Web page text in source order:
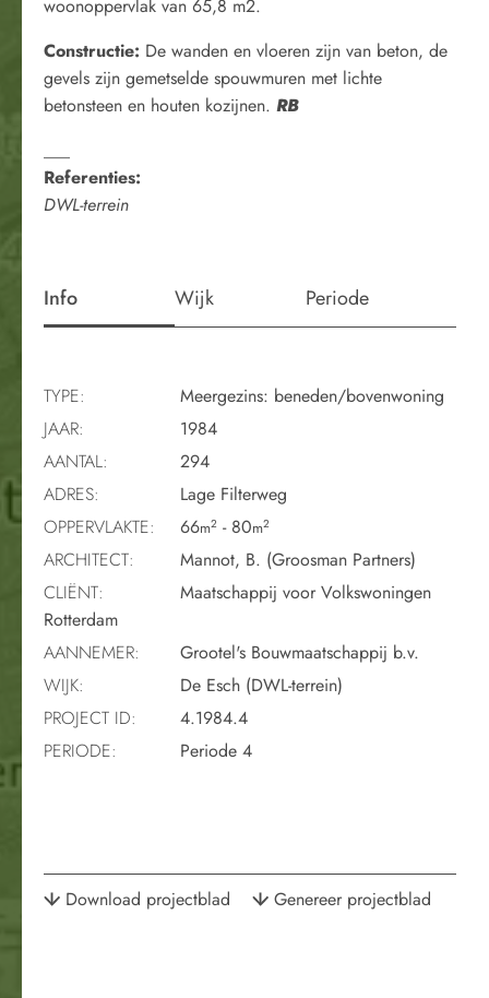
woonoppervlak van 65,8 m2.
Constructie: De wanden en vloeren zijn van beton, de
gevels zijn gemetselde spouwmuren met lichte
betonsteen en houten kozijnen. RB
Referenties:
DWL-terrein
Info Wijk Periode
TYPE:
Meergezins: beneden/bovenwoning
JAAR:
1984
AANTAL:
294
ADRES:
Lage Filterweg
OPPERVLAKTE:
66m2 - 80m2
ARCHITECT:
Mannot, B. (Groosman Partners)
CLIËNT:
Maatschappij voor Volkswoningen
Rotterdam
AANNEMER:
Grootel's Bouwmaatschappij b.v.
WIJK:
De Esch (DWL-terrein)
PROJECT ID:
4.1984.4
PERIODE:
Periode 4
Download projectblad Genereer projectblad